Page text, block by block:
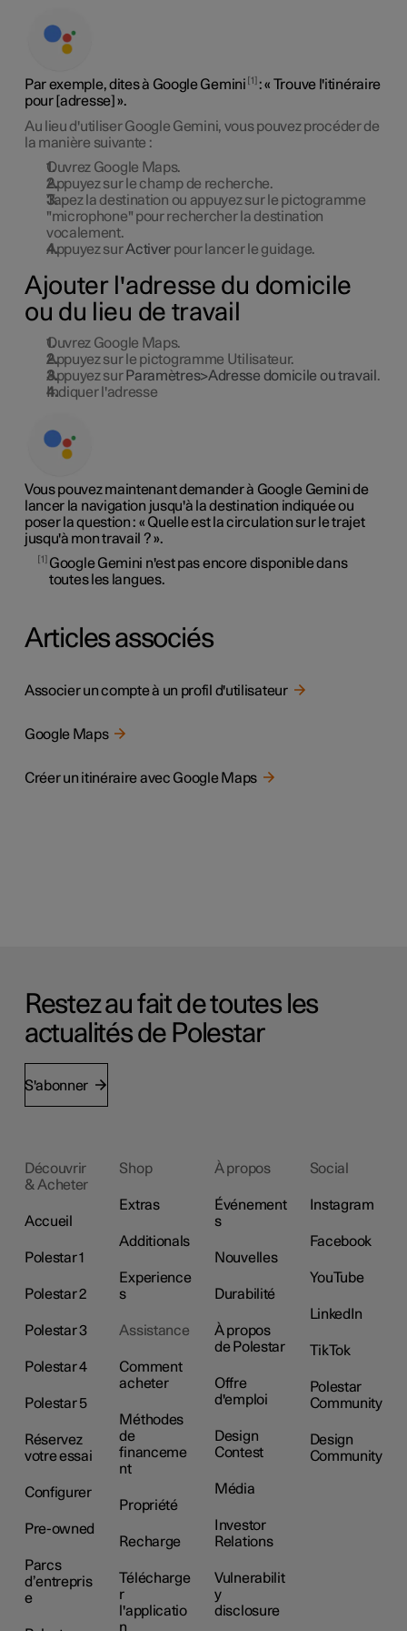
Par exemple, dites à Google Gemini 1
: « Trouve l'itinéraire
pour [adresse] ».
Au lieu d'utiliser Google Gemini, vous pouvez procéder de
la manière suivante :
Ouvrez Google Maps.
Appuyez sur le champ de recherche.
Tapez la destination ou appuyez sur le pictogramme
"microphone" pour rechercher la destination
vocalement.
Appuyez surActiver pour lancer le guidage.
Ajouter l'adresse du domicile
ou du lieu de travail
Ouvrez Google Maps.
Appuyez sur le pictogramme Utilisateur.
Appuyez sur Paramètres>Adresse domicile ou travail .
Indiquer l'adresse
Vous pouvez maintenant demander à Google Gemini de
lancer la navigation jusqu'à la destination indiquée ou
poser la question : « Quelle est la circulation sur le trajet
jusqu'à mon travail ? ».
1
Google Gemini n'est pas encore disponible dans
toutes les langues.
Articles associés
Associer un compte à un profil d'utilisateur
Google Maps
Créer un itinéraire avec Google Maps
Restez au fait de toutes les
actualités de Polestar
S'abonner
Découvrir
& Acheter
Accueil
Polestar 1
Polestar 2
Polestar 3
Polestar 4
Polestar 5
Réservez
votre essai
Configurer
Pre-owned
Parcs
d’entrepris
e
Shop
Extras
Additionals
Experience
s
Assistance
Comment
acheter
Méthodes
de
financeme
nt
Propriété
Recharge
Télécharge
r
l'applicatio
n
À propos
Événement
s
Nouvelles
Durabilité
À propos
de Polestar
Offre
d'emploi
Design
Contest
Média
Investor
Relations
Vulnerabilit
y
disclosure
Social
Instagram
Facebook
YouTube
LinkedIn
TikTok
Polestar
Community
Design
Community